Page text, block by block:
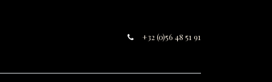
+32 (0)56 48 51 91